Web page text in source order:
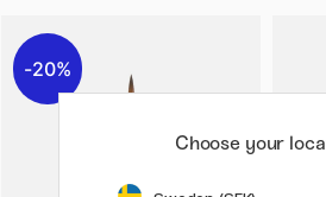
20%
Choose your